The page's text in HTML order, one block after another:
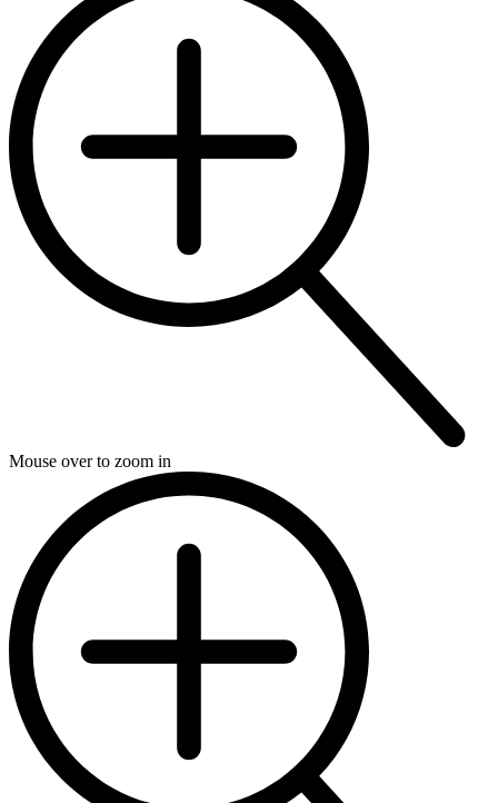
Mouse over to zoom in